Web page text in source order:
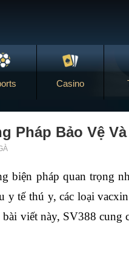
Casino
Pháp Bảo Vệ
biện pháp quan trọng
y tế thú y, các loại
viết này, SV388